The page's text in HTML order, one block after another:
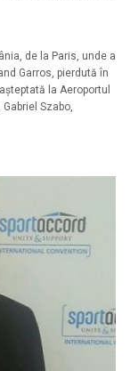
de la Paris, unde a
Garros, pierdută în
la Aeroportul
Szabo,